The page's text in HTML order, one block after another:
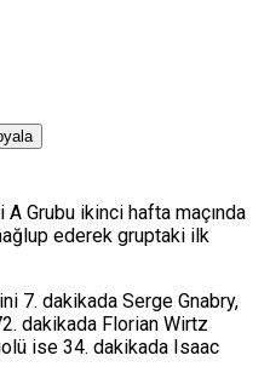
A Grubu ikinci hafta maçında
ederek gruptaki ilk
7. dakikada Serge Gnabry,
dakikada Florian Wirtz
ise 34. dakikada Isaac